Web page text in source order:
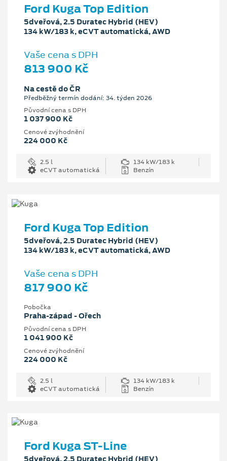
Ford Kuga Top Edition
5dveřová, 2.5 Duratec Hybrid (HEV)
134 kW/183 k, eCVT automatická, AWD
Vaše cena s DPH
813 900 Kč
Na cestě do ČR
Předběžný termín dodání: 34. týden 2026
Původní cena s DPH
1 037 900 Kč
Cenové zvýhodnění
224 000 Kč
2.5 l
134 kW/183 k
eCVT automatická
Benzín
Ford Kuga Top Edition
5dveřová, 2.5 Duratec Hybrid (HEV)
134 kW/183 k, eCVT automatická, AWD
Vaše cena s DPH
817 900 Kč
Pobočka
Praha-západ - Ořech
Původní cena s DPH
1 041 900 Kč
Cenové zvýhodnění
224 000 Kč
2.5 l
134 kW/183 k
eCVT automatická
Benzín
Ford Kuga ST-Line